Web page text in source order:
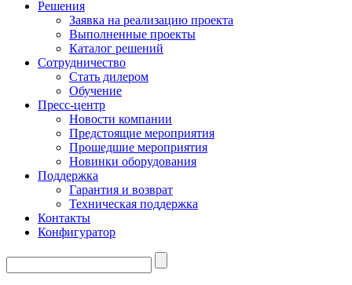
Решения
Заявка на реализацию проекта
Выполненные проекты
Каталог решений
Сотрудничество
Стать дилером
Обучение
Пресс-центр
Новости компании
Предстоящие мероприятия
Прошедшие мероприятия
Новинки оборудования
Поддержка
Гарантия и возврат
Техническая поддержка
Контакты
Конфигуратор